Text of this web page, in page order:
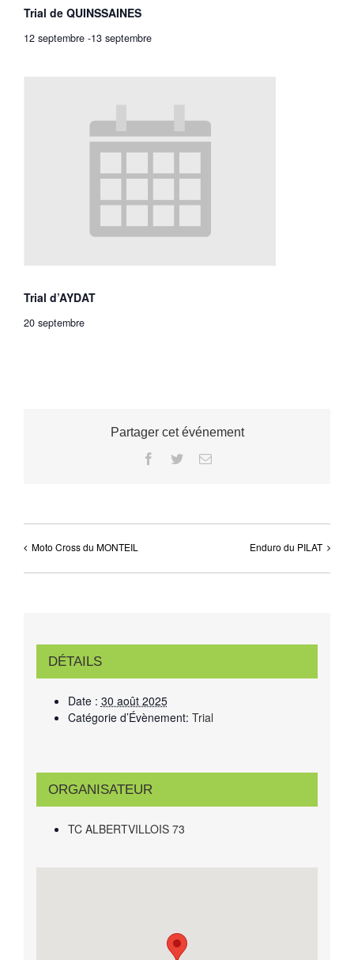
Trial de QUINSSAINES
12 septembre -13 septembre
Trial d’AYDAT
20 septembre
Partager cet événement
Facebook
TwitterEmail
Moto Cross du MONTEIL Enduro du PILAT
DÉTAILS
Date : 30 août 2025
Catégorie d’Évènement: Trial
ORGANISATEUR
TC ALBERTVILLOIS 73